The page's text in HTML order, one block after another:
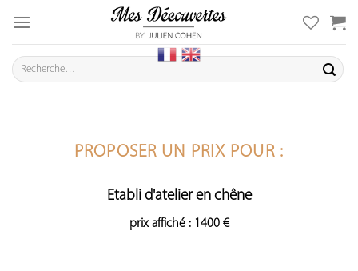
content
Recherche
pour :
PROPOSER UN PRIX POUR :
Etabli d'atelier en chêne
prix affiché : 1400 €